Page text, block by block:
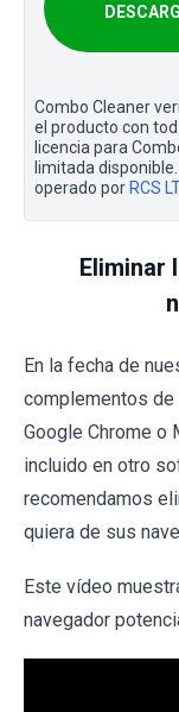
Combo Cleaner
el producto con
licencia para
limitada
operado por RCS LT
Eliminar
En la fecha de
complementos de
Google Chrome o
incluido en otro
recomendamos
quiera de sus
Este vídeo
navegador